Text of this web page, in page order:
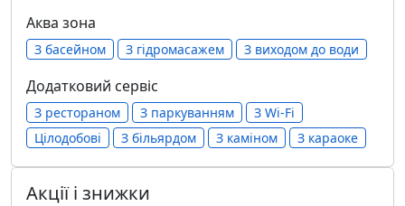
Аква зона
З басейном З гідромасажем З виходом до води
Додатковий сервіс
З рестораном З паркуванням
З Wi-Fi
Цілодобові
З більярдом З каміном З караоке
Акції і знижки